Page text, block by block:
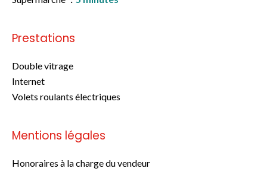
Prestations
Double vitrage
Internet
Volets roulants électriques
Mentions légales
Honoraires à la charge du vendeur